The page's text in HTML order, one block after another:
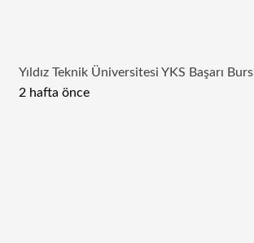
Yıldız Teknik Üniversitesi YKS Başarı
2 hafta önce